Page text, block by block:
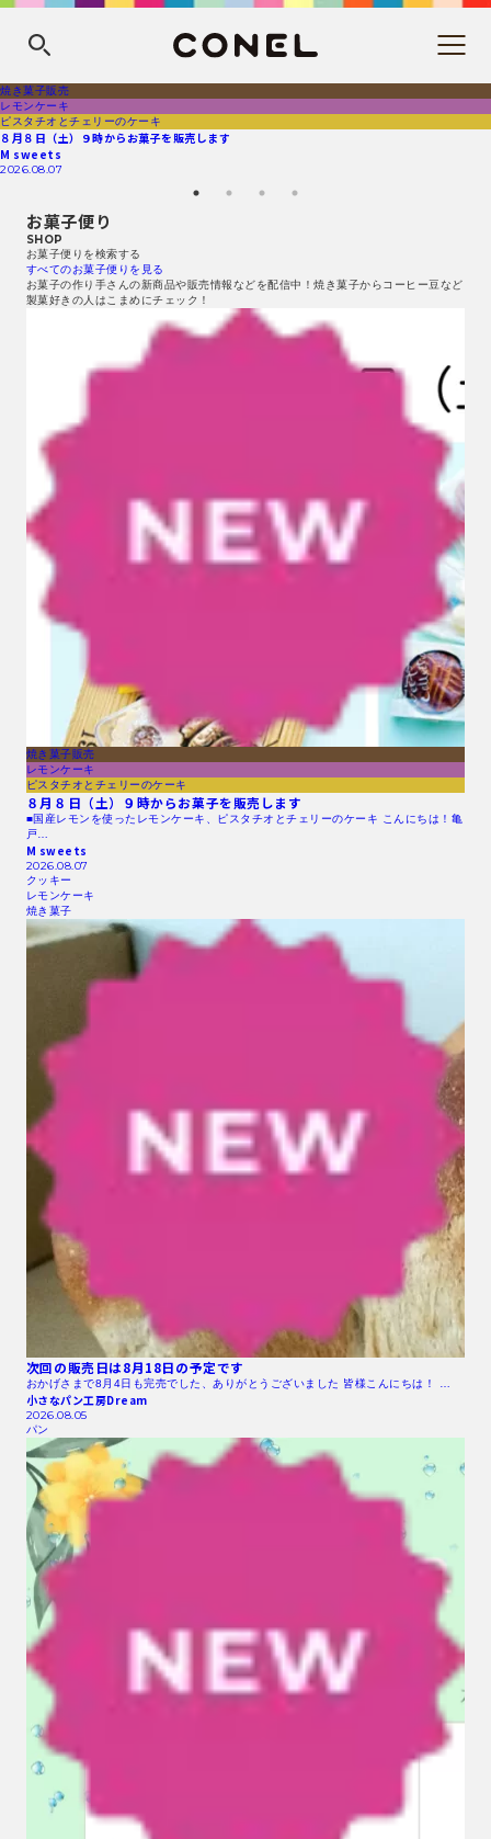
焼き菓子販売
レモンケーキ
ピスタチオとチェリーのケーキ
８月８日（土）９時からお菓子を販売します
M sweets
2026.08.07
お菓子便り
SHOP
お菓子便りを検索する
すべてのお菓子便りを見る
お菓子の作り手さんの新商品や販売情報などを配信中！焼き菓子からコーヒー豆など
製菓好きの人はこまめにチェック！
焼き菓子販売
レモンケーキ
ピスタチオとチェリーのケーキ
８月８日（土）９時からお菓子を販売します
■国産レモンを使ったレモンケーキ、ピスタチオとチェリーのケーキ こんにちは！亀
戸…
M sweets
2026.08.07
クッキー
レモンケーキ
焼き菓子
次回の販売日は8月18日の予定です
おかげさまで8月4日も完売でした、ありがとうございました 皆様こんにちは！ …
小さなパン工房Dream
2026.08.05
パン